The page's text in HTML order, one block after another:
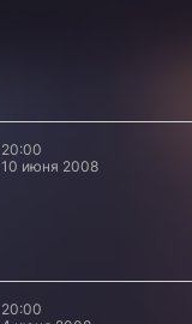
20:00
10 июня 2008
20:00